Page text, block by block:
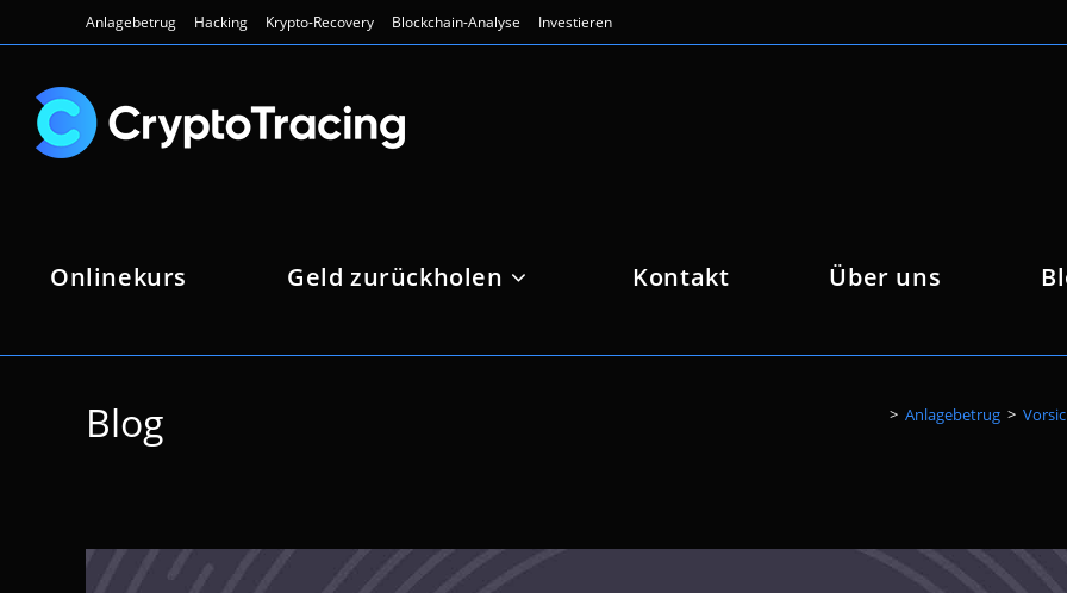
Inhalt
Anlagebetrug Hacking Krypto-Recovery Blockchain-Analyse Investieren
Onlinekurs Geld zurückholen Kontakt Über uns
Blog > Anlagebetrug >